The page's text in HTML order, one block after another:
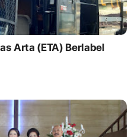
Arta (ETA) Berlabel